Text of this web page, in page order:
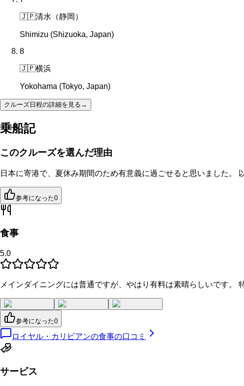
🇯🇵清水（静岡）
Shimizu (Shizuoka, Japan)
8
🇯🇵横浜
Yokohama (Tokyo, Japan)
クルーズ日程の詳細を見る →
乗船記
このクルーズを選んだ理由
日本に寄港で、夏休み期間のため有意義に過ごせると思いました。
参考になった0
食事
5.0
メインダイニングには普通ですが、やはり有料は素晴らしいです。
参考になった0
ロイヤル・カリビアンの食事の口コミ
サービス